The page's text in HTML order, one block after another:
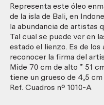
Representa este óleo
de la isla de Bali, en
la abundancia de artistas
Tal cual se puede ver en
estado el lienzo. Es de
reconocer la firma del
Mide 70 cm de alto * 51
tiene un grueso de 4,5 cm
Ref. Cuadros nº 1010-A